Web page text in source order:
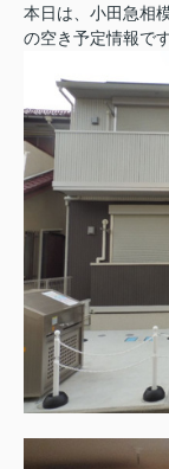
本日は、小田急相
の空き予定情報で